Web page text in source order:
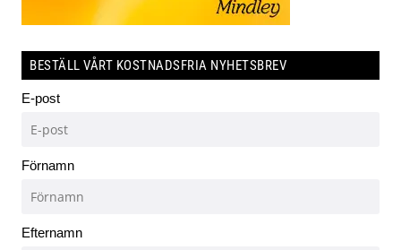
BESTÄLL VÅRT KOSTNADSFRIA NYHETSBREV
E-post
Förnamn
Efternamn